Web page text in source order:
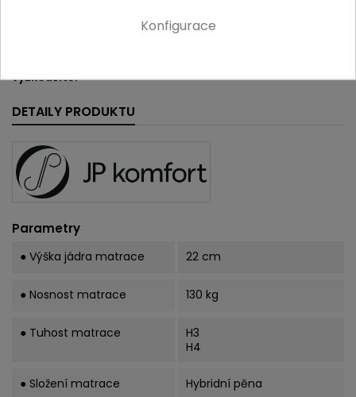
Pro více informací nás neváhejte kontaktovat
telefonicky na čísle 734 22 44 36, nebo navštivte naši
vyzkoušíte.
DETAILY PRODUKTU
Parametry
● Výška jádra matrace 22 cm
● Nosnost matrace 130 kg
● Tuhost matrace
H3
H4
● Složení matrace Hybridní pěna
Konfigurace